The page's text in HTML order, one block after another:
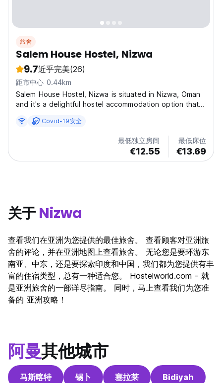
旅舍
Salem House Hostel, Nizwa
9.7近乎完美(26)
距市中心 0.44km
Salem House Hostel, Nizwa is situated in Nizwa, Oman
and it's a delightful hostel accommodation option that
solo travellers or groups. The property provides a
charming and clean dormitory rooms, and welcoming...
Covid-19安全
最低独立房间
€12.55
最低床位
€13.69
关于 Nizwa
查看我们在亚洲为您提供的最佳旅舍。 查看顾客对亚洲旅
舍的评论，并在亚洲地图上查看旅舍。 无论您是要环游东
南亚、中东，还是要探索印度和中国，我们都为您提供有丰
富的住宿类型，总有一种适合您。 Hostelworld.com - 就
是亚洲旅舍的一部详尽指南。 同时，马上查看我们为您准
备的 亚洲攻略！
阿曼其他城市
马斯喀特 锡卜 塞拉莱 Bidiyah